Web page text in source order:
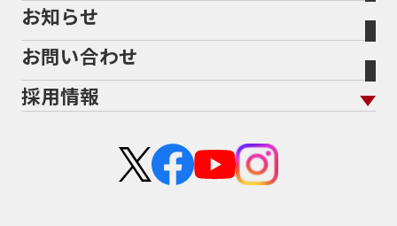
地域から探す
メーカー別買取相場・
ヤマハ
ホンダ
スズキ
ハーレーダビッドソン
トライアンフ
アプリリア
KTM
モトグッツイ
MVアグスタ
バイク保険無料見積り（他社でご加入の方）
盗難保険
福島
茨城
栃木
兵庫
会社概要
沿革
二輪公正取引協議会加盟店
お知らせ
お問い合わせ
採用情報
中途採用・アルバイト